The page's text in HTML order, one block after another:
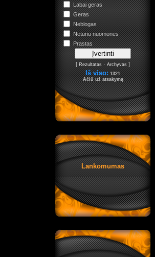
Labai geras
Geras
Neblogas
Neturiu nuomonės
Prastas
[Rezultatas·Archyvas]
Iš viso: 1321
Ačiū už atsakymą
Lankomumas